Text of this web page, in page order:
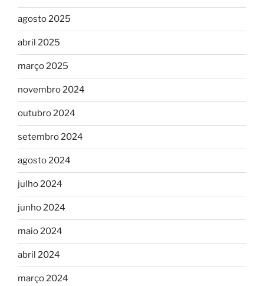
agosto 2025
abril 2025
março 2025
novembro 2024
outubro 2024
setembro 2024
agosto 2024
julho 2024
junho 2024
maio 2024
abril 2024
março 2024